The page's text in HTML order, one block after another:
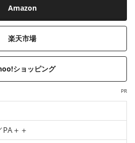
Amazon
楽天市場
ショッピング
PR
PA＋＋